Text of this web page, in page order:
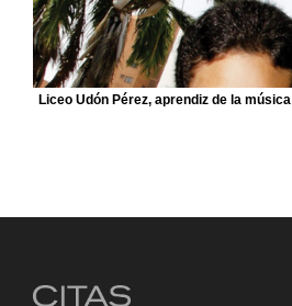
Liceo Udón Pérez, aprendiz de la música